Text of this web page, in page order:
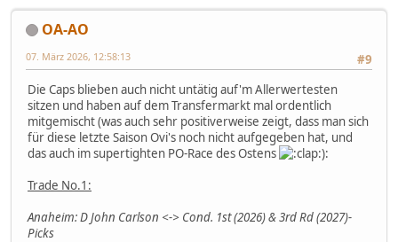
OA-AO
#9
07. März 2026, 12:58:13
Die Caps blieben auch nicht untätig auf'm Allerwertesten
sitzen und haben auf dem Transfermarkt mal ordentlich
mitgemischt (was auch sehr positiverweise zeigt, dass man sich
für diese letzte Saison Ovi's noch nicht aufgegeben hat, und
das auch im supertighten PO-Race des Ostens
):
Trade No.1:
Anaheim: D John Carlson <-> Cond. 1st (2026) & 3rd Rd (2027)-
Picks